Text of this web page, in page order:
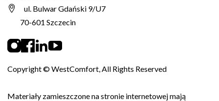
ul. Bulwar Gdański 9/U7
70-601 Szczecin
Copyright © WestComfort, All Rights Reserved
Materiały zamieszczone na stronie internetowej mają